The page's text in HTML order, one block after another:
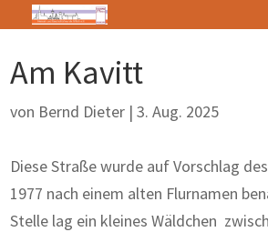
Am Kavitt
von Bernd Dieter |3. Aug. 2025
Diese Straße wurde auf Vorschlag
1977 nach einem alten Flurnamen
Stelle lag ein kleines Wäldchen